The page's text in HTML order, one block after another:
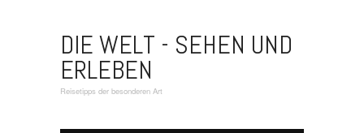
DIE WELT - SEHEN UND
ERLEBEN
Reisetipps der besonderen Art